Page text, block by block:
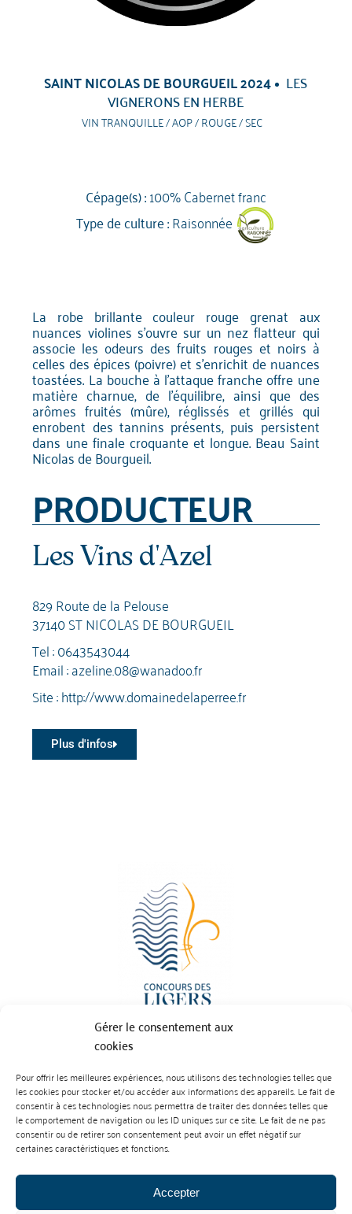
Gérer le consentement aux
cookies
Pour offrir les meilleures expériences, nous utilisons des technologies telles que
les cookies pour stocker et/ou accéder aux informations des appareils. Le fait de
consentir à ces technologies nous permettra de traiter des données telles que
le comportement de navigation ou les ID uniques sur ce site. Le fait de ne pas
consentir ou de retirer son consentement peut avoir un effet négatif sur
certaines caractéristiques et fonctions.
Accepter
SAINT NICOLAS DE BOURGUEIL 2024 LES
VIGNERONS EN HERBE
VIN TRANQUILLE / AOP / ROUGE / SEC
Cépage(s) :100% Cabernet franc
Type de culture :Raisonnée
La robe brillante couleur rouge grenat aux
nuances violines s'ouvre sur un nez flatteur qui
associe les odeurs des fruits rouges et noirs à
celles des épices (poivre) et s'enrichit de nuances
toastées. La bouche à l'attaque franche offre une
matière charnue, de l'équilibre, ainsi que des
arômes fruités (mûre), réglissés et grillés qui
enrobent des tannins présents, puis persistent
dans une finale croquante et longue. Beau Saint
Nicolas de Bourgueil.
PRODUCTEUR
Les Vins d'Azel
829 Route de la Pelouse
37140 ST NICOLAS DE BOURGUEIL
Tel :0643543044
Email :azeline.08@wanadoo.fr
Site :http://www.domainedelaperree.fr
Plus d'infos
BP 70023 - 49610 JUIGNE SUR LOIRE
Tél :07 88 99 01 07